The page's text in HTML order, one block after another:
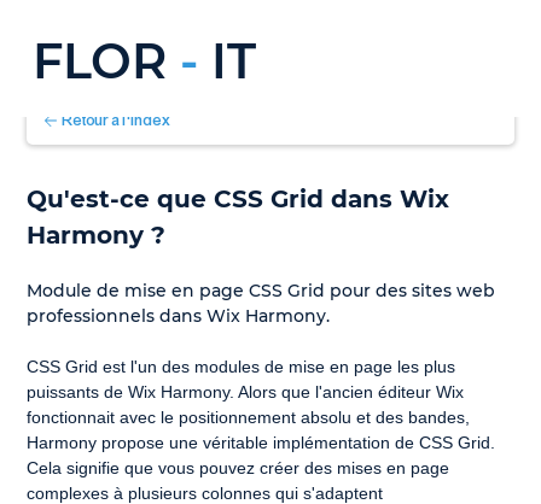
FLOR - IT
Retour à l'index
Qu'est-ce que CSS Grid dans Wix
Harmony ?
Module de mise en page CSS Grid pour des sites web
professionnels dans Wix Harmony.
CSS Grid est l'un des modules de mise en page les plus
puissants de Wix Harmony. Alors que l'ancien éditeur Wix
fonctionnait avec le positionnement absolu et des bandes,
Harmony propose une véritable implémentation de CSS Grid.
Cela signifie que vous pouvez créer des mises en page
complexes à plusieurs colonnes qui s'adaptent